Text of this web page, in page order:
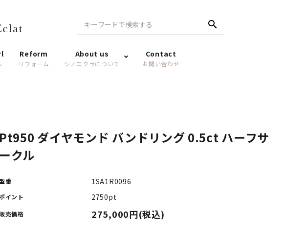
search
Reform
リフォーム
About us
シノエクラについて
Contact
お問い合わせ
Pt950 ダイヤモンド バンドリング 0.5ct ハーフサ
ークル
番 1SA1R0096
ポイント 2750pt
販売価格 275,000円(税込)